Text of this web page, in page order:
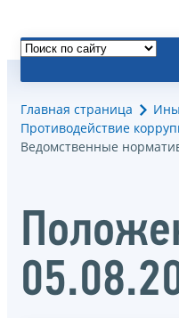
Главная страница
Противодействие
Ведомственные